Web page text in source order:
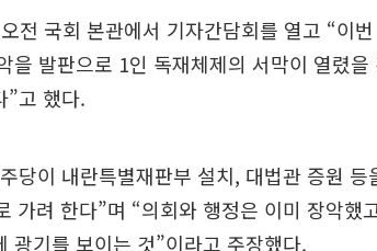
전 국회 본관에서 기자간담회를 열고 “이
을 발판으로 1인 독재체제의 서막이 열렸을
”고 했다.
당이 내란특별재판부 설치, 대법관 증원 등
가려 한다”며 “의회와 행정은 이미 장악했
광기를 보이는 것”이라고 주장했다.